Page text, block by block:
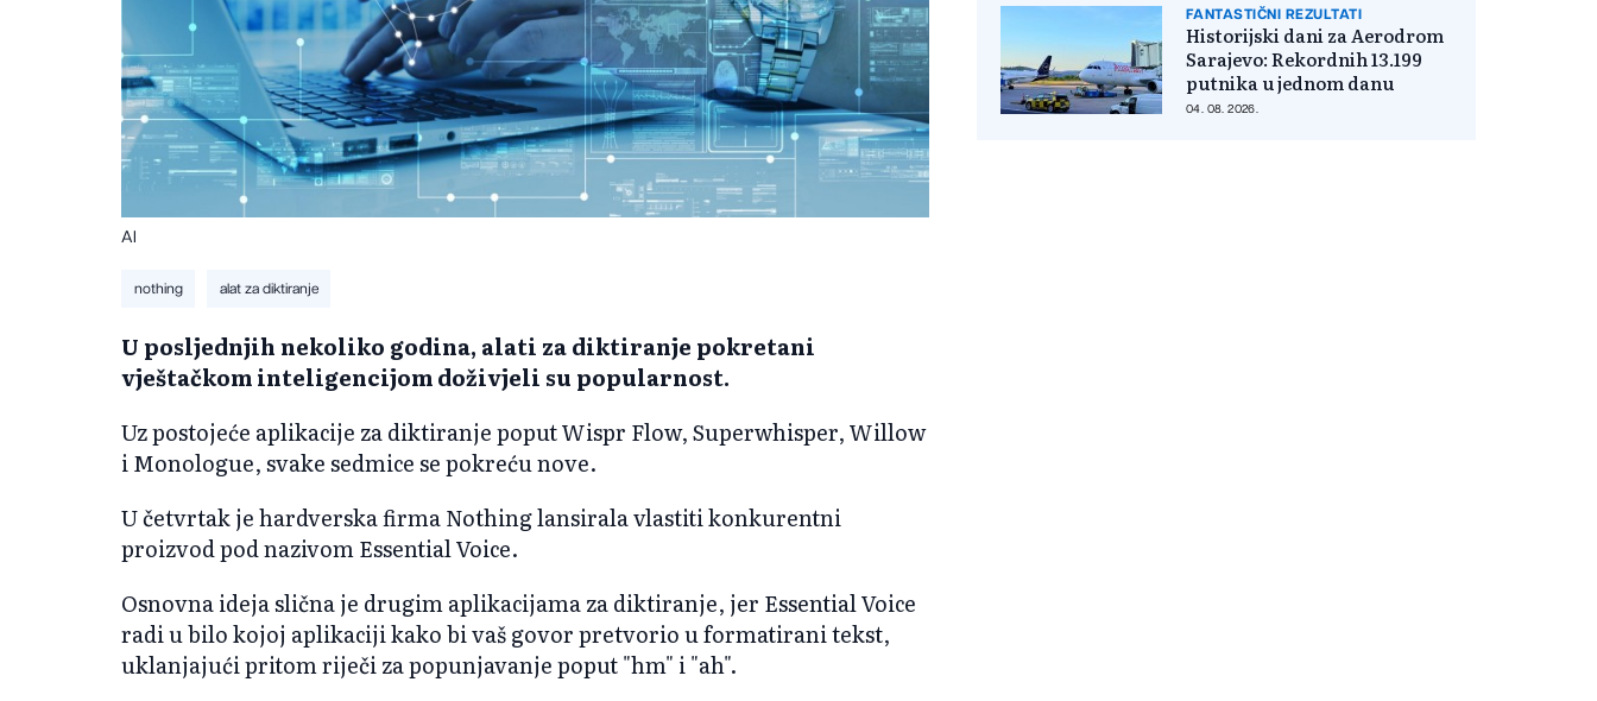
AI
nothing alat za diktiranje
​U posljednjih nekoliko godina, alati za diktiranje pokretani
vještačkom inteligencijom doživjeli su popularnost.
Uz postojeće aplikacije za diktiranje poput Wispr Flow, Superwhisper, Willow
i Monologue, svake sedmice se pokreću nove.
U četvrtak je hardverska firma Nothing lansirala vlastiti konkurentni
proizvod pod nazivom Essential Voice.
Osnovna ideja slična je drugim aplikacijama za diktiranje, jer Essential Voice
radi u bilo kojoj aplikaciji kako bi vaš govor pretvorio u formatirani tekst,
uklanjajući pritom riječi za popunjavanje poput "hm" i "ah".
FANTASTIČNI REZULTATI
Historijski dani za Aerodrom
Sarajevo: Rekordnih 13.199
putnika u jednom danu
04. 08. 2026.